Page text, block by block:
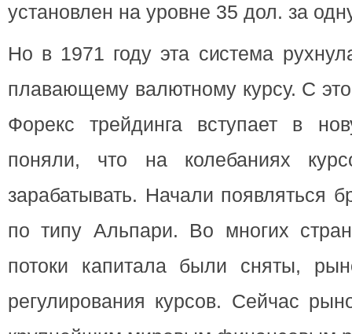
установлен на уровне 35 дол. за
Но в 1971 году эта система
плавающему валютному курсу. С
Форекс трейдинга вступает в
поняли, что на колебаниях
зарабатывать. Начали появляться
по типу Альпари. Во многих
потоки капитала были сняты,
регулирования курсов. Сейчас